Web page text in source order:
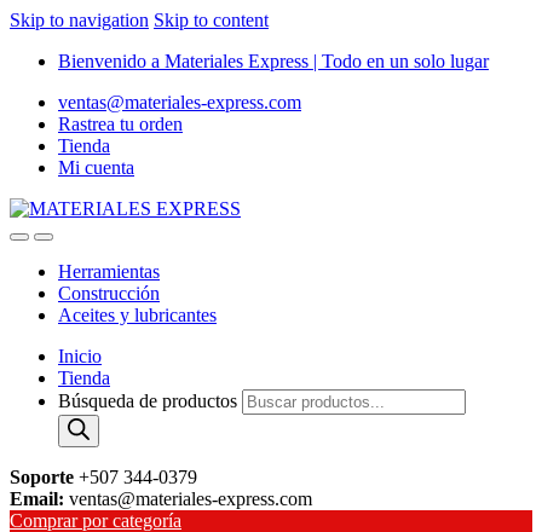
Skip to navigation Skip to content
Bienvenido a Materiales Express | Todo en un solo lugar
ventas@materiales-express.com
Rastrea tu orden
Tienda
Mi cuenta
Herramientas
Construcción
Aceites y lubricantes
Inicio
Tienda
Búsqueda de productos
Soporte +507 344-0379
Email: ventas@materiales-express.com
Comprar por categoría